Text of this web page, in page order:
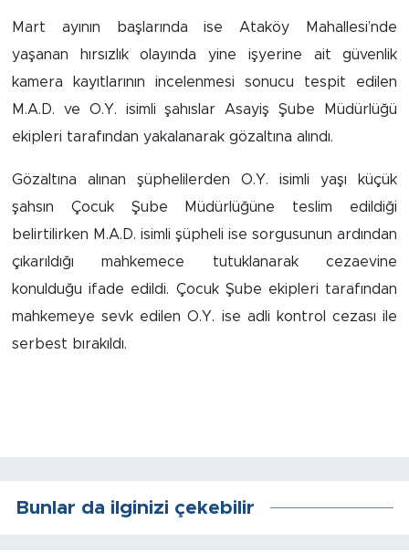
Mart ayının başlarında ise Ataköy Mahallesi’nde
yaşanan hırsızlık olayında yine işyerine ait güvenlik
kamera kayıtlarının incelenmesi sonucu tespit edilen
M.A.D. ve O.Y. isimli şahıslar Asayiş Şube Müdürlüğü
ekipleri tarafından yakalanarak gözaltına alındı.
Gözaltına alınan şüphelilerden O.Y. isimli yaşı küçük
şahsın Çocuk Şube Müdürlüğüne teslim edildiği
belirtilirken M.A.D. isimli şüpheli ise sorgusunun ardından
çıkarıldığı mahkemece tutuklanarak cezaevine
konulduğu ifade edildi. Çocuk Şube ekipleri tarafından
mahkemeye sevk edilen O.Y. ise adli kontrol cezası ile
serbest bırakıldı.
Bunlar da ilginizi çekebilir
Doğanyol
Arguvan
Darende
Doğanşehir
Hekimhan
Kale